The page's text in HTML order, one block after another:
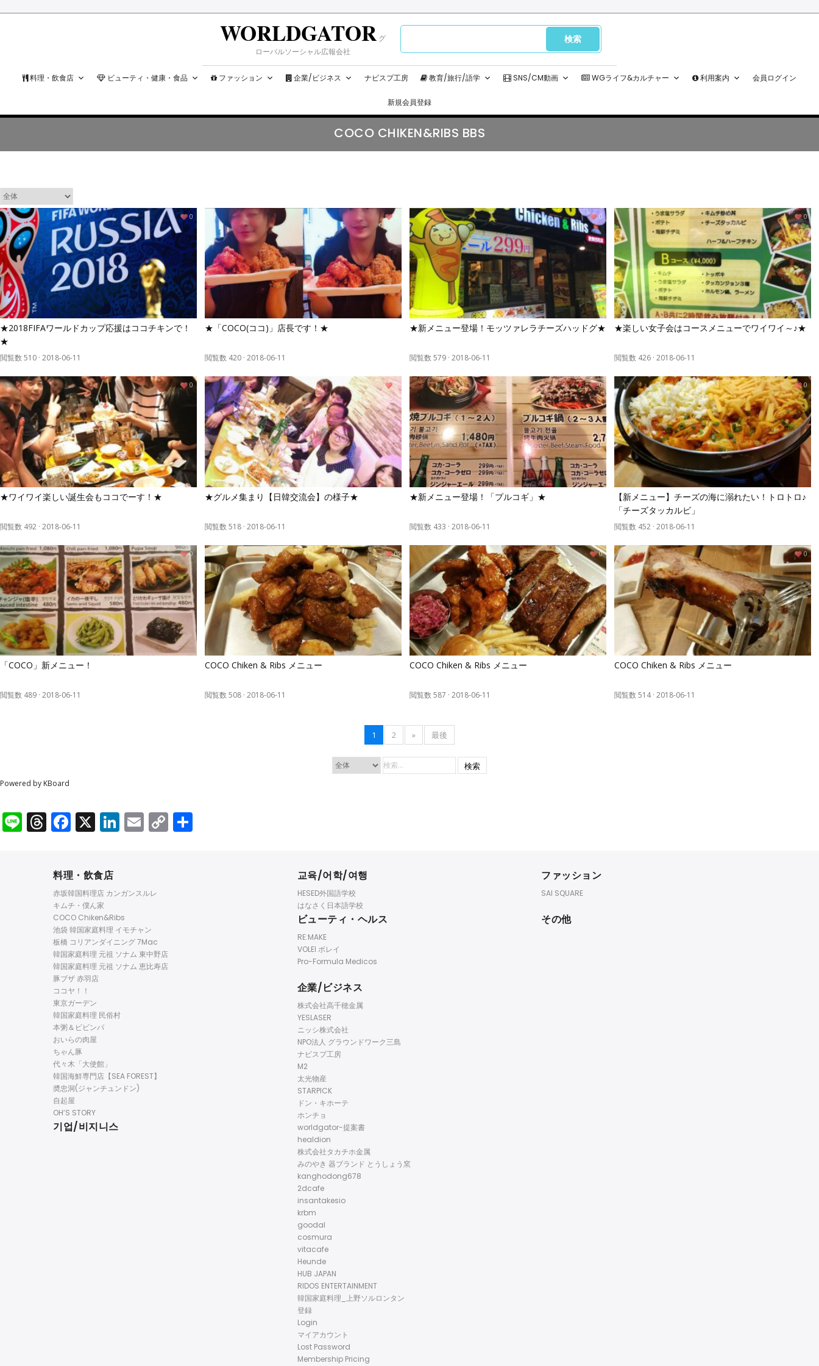
WORLDGATOR グ
ローバルソーシャル広報会社
料理・飲食店 ビューティ・健康・食品 ファッション 企業/ビジネス ナビスプ工房 教育/旅行/語学 SNS/CM動画 WGライフ&カルチャー 利用案内 会員ログイン
新規会員登録
COCO CHIKEN&RIBS BBS
★2018FIFAワールドカップ応援はココチキンで！
★
閲覧数 510 · 2018-06-11
0
★「COCO(ココ)」店長です！★
閲覧数 420 · 2018-06-11
0
★新メニュー登場！モッツァレラチーズハッドグ★
閲覧数 579 · 2018-06-11
0
★楽しい女子会はコースメニューでワイワイ～♪★
閲覧数 426 · 2018-06-11
0
★ワイワイ楽しい誕生会もココでーす！★
閲覧数 492 · 2018-06-11
0
★グルメ集まり【日韓交流会】の様子★
閲覧数 518 · 2018-06-11
0
★新メニュー登場！「プルコギ」★
閲覧数 433 · 2018-06-11
0
【新メニュー】チーズの海に溺れたい！トロトロ♪
「チーズタッカルビ」
閲覧数 452 · 2018-06-11
0
「COCO」新メニュー！
閲覧数 489 · 2018-06-11
0
COCO Chiken & Ribs メニュー
閲覧数 508 · 2018-06-11
0
COCO Chiken & Ribs メニュー
閲覧数 587 · 2018-06-11
0
COCO Chiken & Ribs メニュー
閲覧数 514 · 2018-06-11
0
1 2 » 最後
検索
Powered by KBoard
LineThreads
Facebook
X LinkedIn
Email
Copy
料理・飲食店
赤坂韓国料理店 カンガンスルレ
キムチ・僕ん家
COCO Chiken&Ribs
池袋 韓国家庭料理 イモチャン
板橋 コリアンダイニング 7Mac
韓国家庭料理 元祖 ソナム 東中野店
韓国家庭料理 元祖 ソナム 恵比寿店
豚ブザ 赤羽店
ココヤ！！
東京ガーデン
韓国家庭料理 民俗村
本粥＆ビビンパ
おいらの肉屋
ちゃん豚
代々木「大使館」
韓国海鮮専門店【SEA FOREST】
奬忠洞(ジャンチュンドン)
自起屋
OH’S STORY
기업/비지니스
교육/어학/여행
HESED外国語学校
はなさく日本語学校
ビューティ・ヘルス
RE:MAKE
VOLEI ボレイ
Pro-Formula Medicos
企業/ビジネス
株式会社高千穂金属
YESLASER
ニッシ株式会社
NPO法人 グラウンドワーク三島
ナビスプ工房
M2
太光物産
STARPICK
ドン・キホーテ
ホンチョ
worldgator-提案書
healdion
株式会社タカチホ金属
みのやき 器ブランド とうしょう窯
kanghodong678
2dcafe
insantakesio
krbm
goodal
cosmura
vitacafe
Heunde
HUB JAPAN
RIDOS ENTERTAINMENT
韓国家庭料理_上野ソルロンタン
登録
Login
マイアカウント
Lost Password
Membership Pricing
ファッション
SAI SQUARE
その他